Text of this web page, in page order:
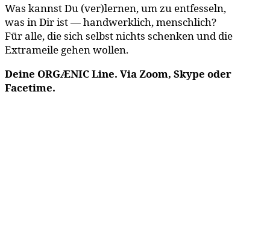
Was kannst Du (ver)lernen, um zu entfesseln,
was in Dir ist — handwerklich, menschlich?
Für alle, die sich selbst nichts schenken und die
Extrameile gehen wollen.
Deine ORGÆNIC Line. Via Zoom, Skype oder
Facetime.